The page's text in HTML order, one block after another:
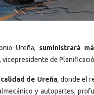
Ureña, suministrará
de
de Ureña, donde el
y autopartes,